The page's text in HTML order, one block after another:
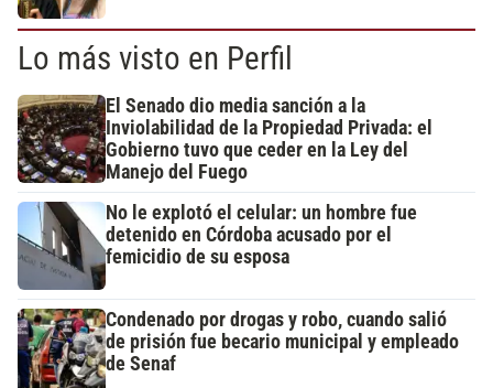
Lo más visto en Perfil
El Senado dio media sanción a la
Inviolabilidad de la Propiedad Privada: el
Gobierno tuvo que ceder en la Ley del
Manejo del Fuego
No le explotó el celular: un hombre fue
detenido en Córdoba acusado por el
femicidio de su esposa
Condenado por drogas y robo, cuando salió
de prisión fue becario municipal y empleado
de Senaf